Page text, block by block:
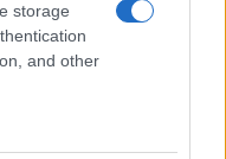
storage
and other